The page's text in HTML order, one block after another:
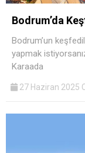
Bodrum’da
Bodrum’un
yapmak
Karaada
27 Haziran 2025